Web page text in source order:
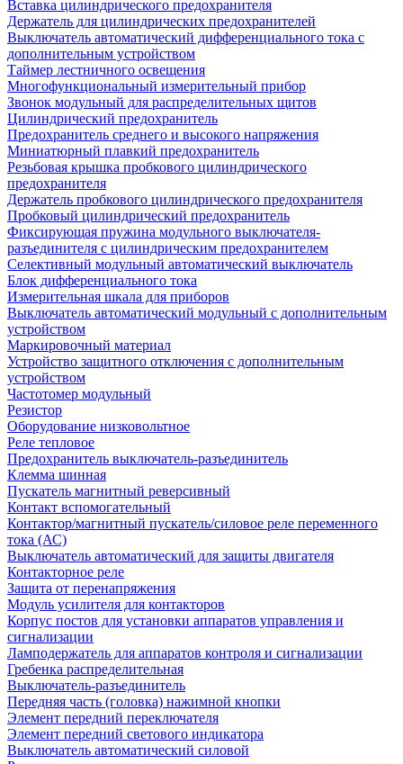
Вставка цилиндрического предохранителя
Держатель для цилиндрических предохранителей
Выключатель автоматический дифференциального тока с
дополнительным устройством
Таймер лестничного освещения
Многофункциональный измерительный прибор
Звонок модульный для распределительных щитов
Цилиндрический предохранитель
Предохранитель среднего и высокого напряжения
Миниатюрный плавкий предохранитель
Резьбовая крышка пробкового цилиндрического
предохранителя
Держатель пробкового цилиндрического предохранителя
Пробковый цилиндрический предохранитель
Фиксирующая пружина модульного выключателя-
разъединителя с цилиндрическим предохранителем
Селективный модульный автоматический выключатель
Блок дифференциального тока
Измерительная шкала для приборов
Выключатель автоматический модульный с дополнительным
устройством
Маркировочный материал
Устройство защитного отключения с дополнительным
устройством
Частотомер модульный
Резистор
Оборудование низковольтное
Реле тепловое
Предохранитель выключатель-разъединитель
Клемма шинная
Пускатель магнитный реверсивный
Контакт вспомогательный
Контактор/магнитный пускатель/силовое реле переменного
тока (АС)
Выключатель автоматический для защиты двигателя
Контакторное реле
Защита от перенапряжения
Модуль усилителя для контакторов
Корпус постов для установки аппаратов управления и
сигнализации
Ламподержатель для аппаратов контроля и сигнализации
Гребенка распределительная
Выключатель-разъединитель
Передняя часть (головка) нажимной кнопки
Элемент передний переключателя
Элемент передний светового индикатора
Выключатель автоматический силовой